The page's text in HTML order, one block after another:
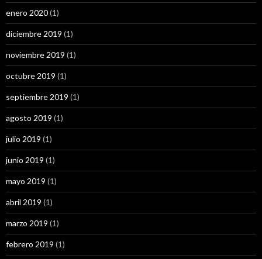
enero 2020(1)
diciembre 2019 (1)
noviembre 2019 (1)
octubre 2019 (1)
septiembre 2019 (1)
agosto 2019 (1)
julio 2019 (1)
junio 2019 (1)
mayo 2019 (1)
abril 2019 (1)
marzo 2019 (1)
febrero 2019 (1)